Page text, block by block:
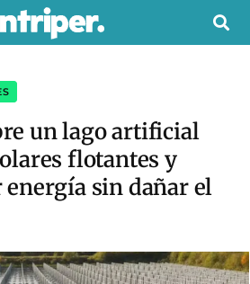
un lago artificial
flotantes y
sin dañar el